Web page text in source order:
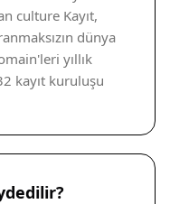
culture Kayıt,
dünya
yıllık
kayıt kuruluşu